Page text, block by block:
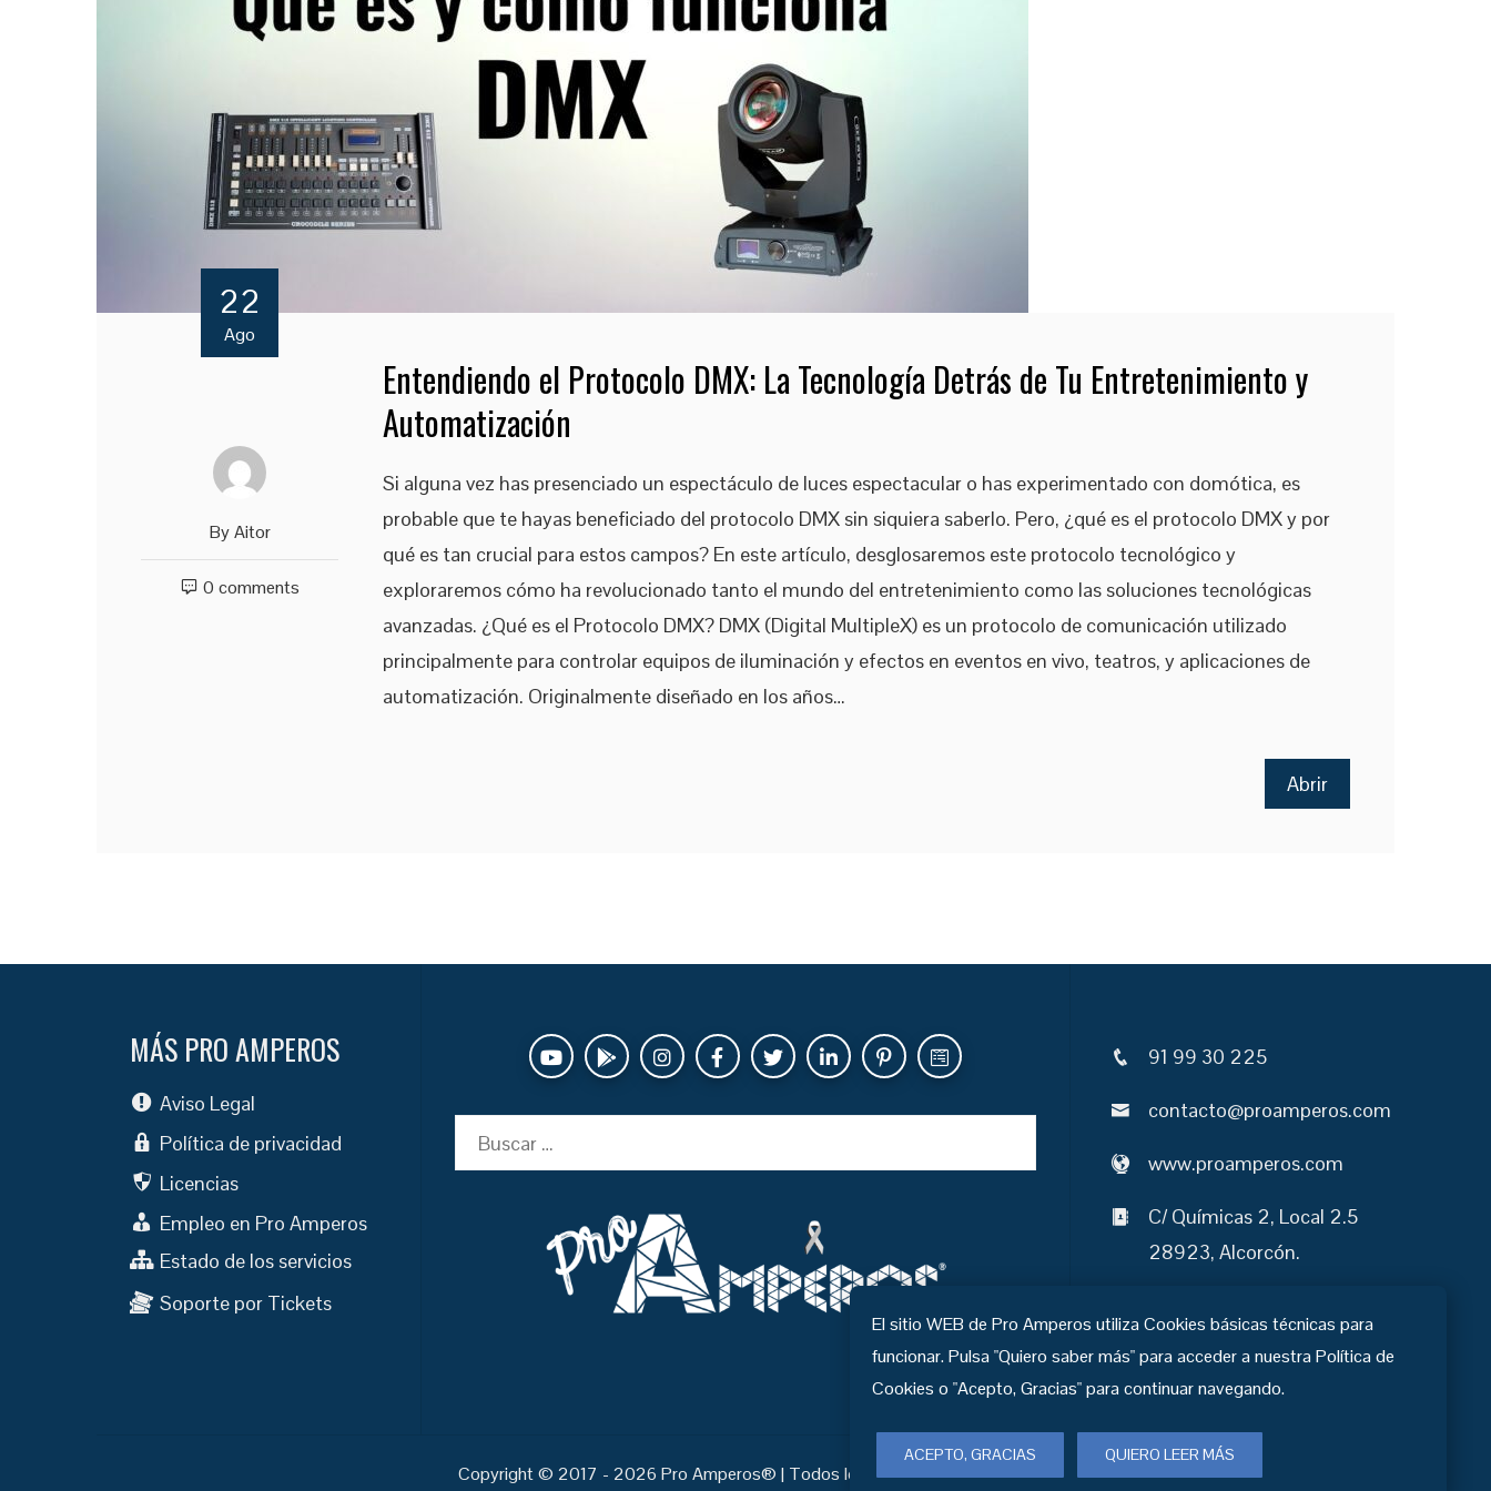
El sitio WEB de Pro Amperos utiliza Cookies básicas técnicas para
funcionar. Pulsa "Quiero saber más" para acceder a nuestra Política de
Cookies o "Acepto, Gracias" para continuar navegando.
ACEPTO, GRACIAS QUIERO LEER MÁS
22
Ago
ByAitor
0 comments
Entendiendo el Protocolo DMX: La Tecnología Detrás de Tu Entretenimiento y
Automatización
Si alguna vez has presenciado un espectáculo de luces espectacular o has experimentado con domótica, es
probable que te hayas beneficiado del protocolo DMX sin siquiera saberlo. Pero, ¿qué es el protocolo DMX y por
qué es tan crucial para estos campos? En este artículo, desglosaremos este protocolo tecnológico y
exploraremos cómo ha revolucionado tanto el mundo del entretenimiento como las soluciones tecnológicas
avanzadas. ¿Qué es el Protocolo DMX? DMX (Digital MultipleX) es un protocolo de comunicación utilizado
principalmente para controlar equipos de iluminación y efectos en eventos en vivo, teatros, y aplicaciones de
automatización. Originalmente diseñado en los años…
Abrir
MÁS PRO AMPEROS
Aviso Legal
Política de privacidad
Licencias
Empleo en Pro Amperos
Estado de los servicios
Soporte por Tickets
Buscar:
91 99 30 225
contacto@proamperos.com
www.proamperos.com
C/ Químicas 2, Local 2.5
28923, Alcorcón.
Copyright © 2017 - 2026 Pro Amperos® | Todos los derechos reservados.